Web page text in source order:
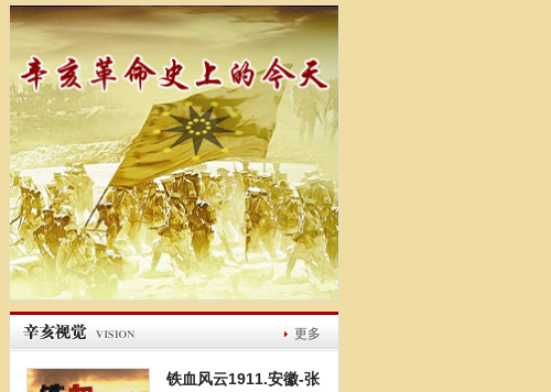
更多
铁血风云1911.安徽-张